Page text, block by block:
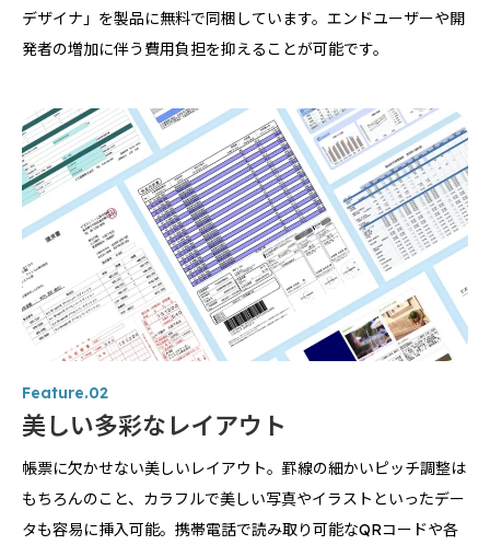
デザイナ」を製品に無料で同梱しています。エンドユーザーや開
発者の増加に伴う費用負担を抑えることが可能です。
Feature.02
美しい多彩なレイアウト
帳票に欠かせない美しいレイアウト。罫線の細かいピッチ調整は
もちろんのこと、カラフルで美しい写真やイラストといったデー
タも容易に挿入可能。携帯電話で読み取り可能なQRコードや各